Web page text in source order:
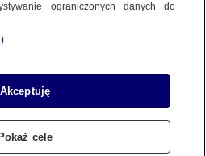
02.07.2026
ograniczonych danych do
Akceptuję
Pokaż cele